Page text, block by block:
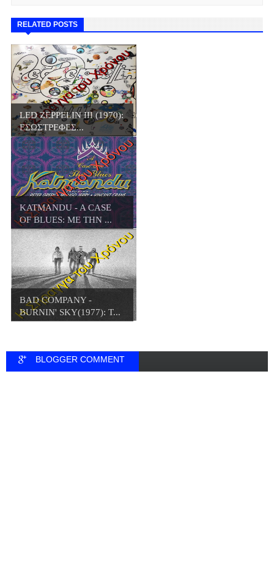
RELATED POSTS
LED ZEPPELIN III (1970):
ΕΣΩΣΤΡΕΦΕΣ...
KATMANDU - A CASE
OF BLUES: ΜΕ ΤΗΝ ...
BAD COMPANY -
BURNIN' SKY(1977): Τ...
BLOGGER COMMENT